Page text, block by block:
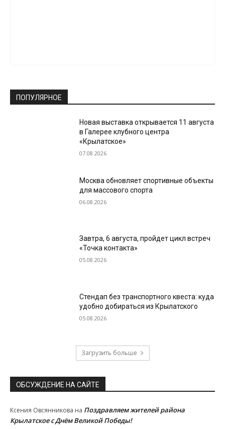
ПОПУЛЯРНОЕ
Новая выставка открывается 11 августа
в Галерее клубного центра
«Крылатское»
07.08.2026
Москва обновляет спортивные объекты
для массового спорта
06.08.2026
Завтра, 6 августа, пройдет цикл встреч
«Точка контакта»
05.08.2026
Стендап без транспортного квеста: куда
удобно добираться из Крылатского
05.08.2026
Загрузить больше
ОБСУЖДЕНИЕ НА САЙТЕ
Ксения Овсянникова на Поздравляем жителей района
Крылатское с Днём Великой Победы!